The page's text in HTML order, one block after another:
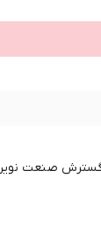
گسترش صنعت